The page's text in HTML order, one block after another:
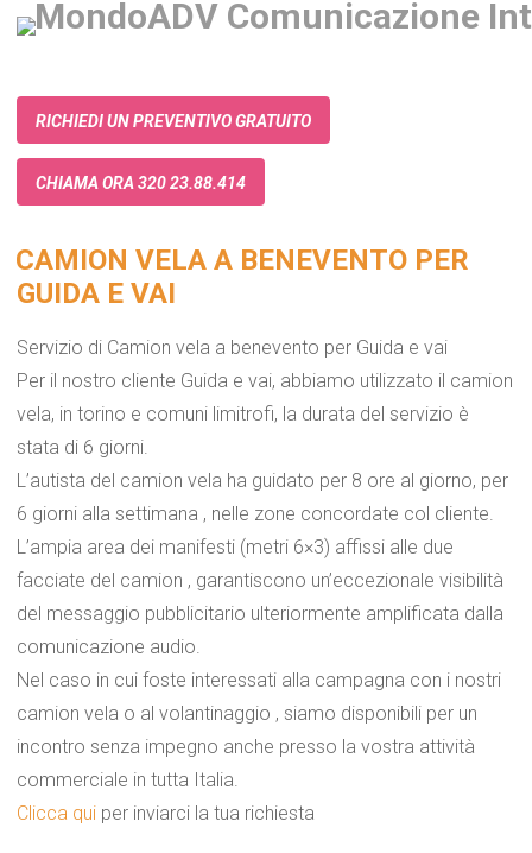
RICHIEDI UN PREVENTIVO GRATUITO
CHIAMA ORA 320 23.88.414
CAMION VELA A BENEVENTO PER
GUIDA E VAI
Servizio di Camion vela a benevento per Guida e vai
Per il nostro cliente Guida e vai, abbiamo utilizzato il camion
vela, in torino e comuni limitrofi, la durata del servizio è
stata di 6 giorni.
L’autista del camion vela ha guidato per 8 ore al giorno, per
6 giorni alla settimana , nelle zone concordate col cliente.
L’ampia area dei manifesti (metri 6×3) affissi alle due
facciate del camion , garantiscono un’eccezionale visibilità
del messaggio pubblicitario ulteriormente amplificata dalla
comunicazione audio.
Nel caso in cui foste interessati alla campagna con i nostri
camion vela o al volantinaggio , siamo disponibili per un
incontro senza impegno anche presso la vostra attività
commerciale in tutta Italia.
Clicca qui per inviarci la tua richiesta